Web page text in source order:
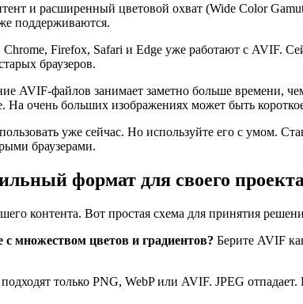
и расширенный цветовой охват (Wide Color
поддерживаются.
Chrome, Firefox, Safari и Edge уже работают с AVIF.
браузеров.
AVIF-файлов занимает заметно больше времени,
На очень больших изображениях может быть
уже сейчас. Но используйте его с умом.
браузерами.
формат для своего
контента. Вот простая схема для принятия
множеством цветов и градиентов? Берите AVIF
подходят только PNG, WebP или AVIF. JPEG